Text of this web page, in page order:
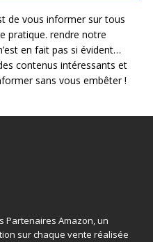
de vous informer sur tous
pratique. rendre notre
en fait pas si évident…
contenus intéressants et
sans vous embêter !
Partenaires Amazon, un
sur chaque vente réalisée